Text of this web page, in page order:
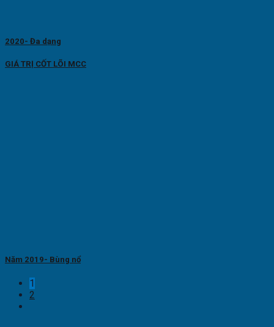
2020- Đa dạng
GIÁ TRỊ CỐT LÕI MCC
Năm 2019- Bùng nổ
1
2